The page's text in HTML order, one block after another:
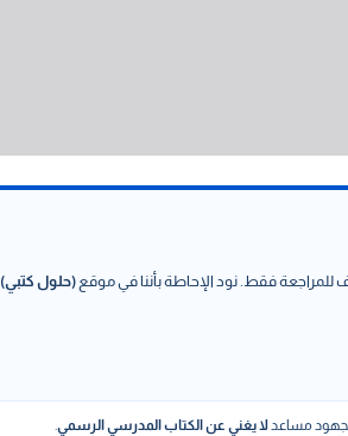
للمراجعة فقط. نود الإحاطة بأننا في موقع (حلول كتبي)
مجهود مساعدلا يغني عن الكتاب المدرسي الرسمي.